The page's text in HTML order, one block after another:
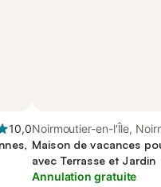
10,0Noirmoutier-en-l'Île,
Maison de vacances
avec Terrasse et Jardin
Annulation gratuite